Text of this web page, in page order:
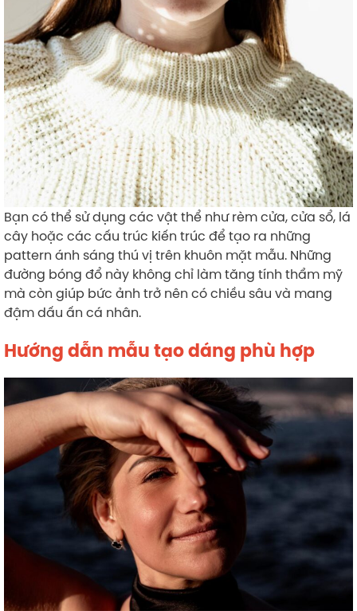
Bạn có thể sử dụng các vật thể như rèm cửa, cửa sổ, lá
cây hoặc các cấu trúc kiến trúc để tạo ra những
pattern ánh sáng thú vị trên khuôn mặt mẫu. Những
đường bóng đổ này không chỉ làm tăng tính thẩm mỹ
mà còn giúp bức ảnh trở nên có chiều sâu và mang
đậm dấu ấn cá nhân.
Hướng dẫn mẫu tạo dáng phù hợp